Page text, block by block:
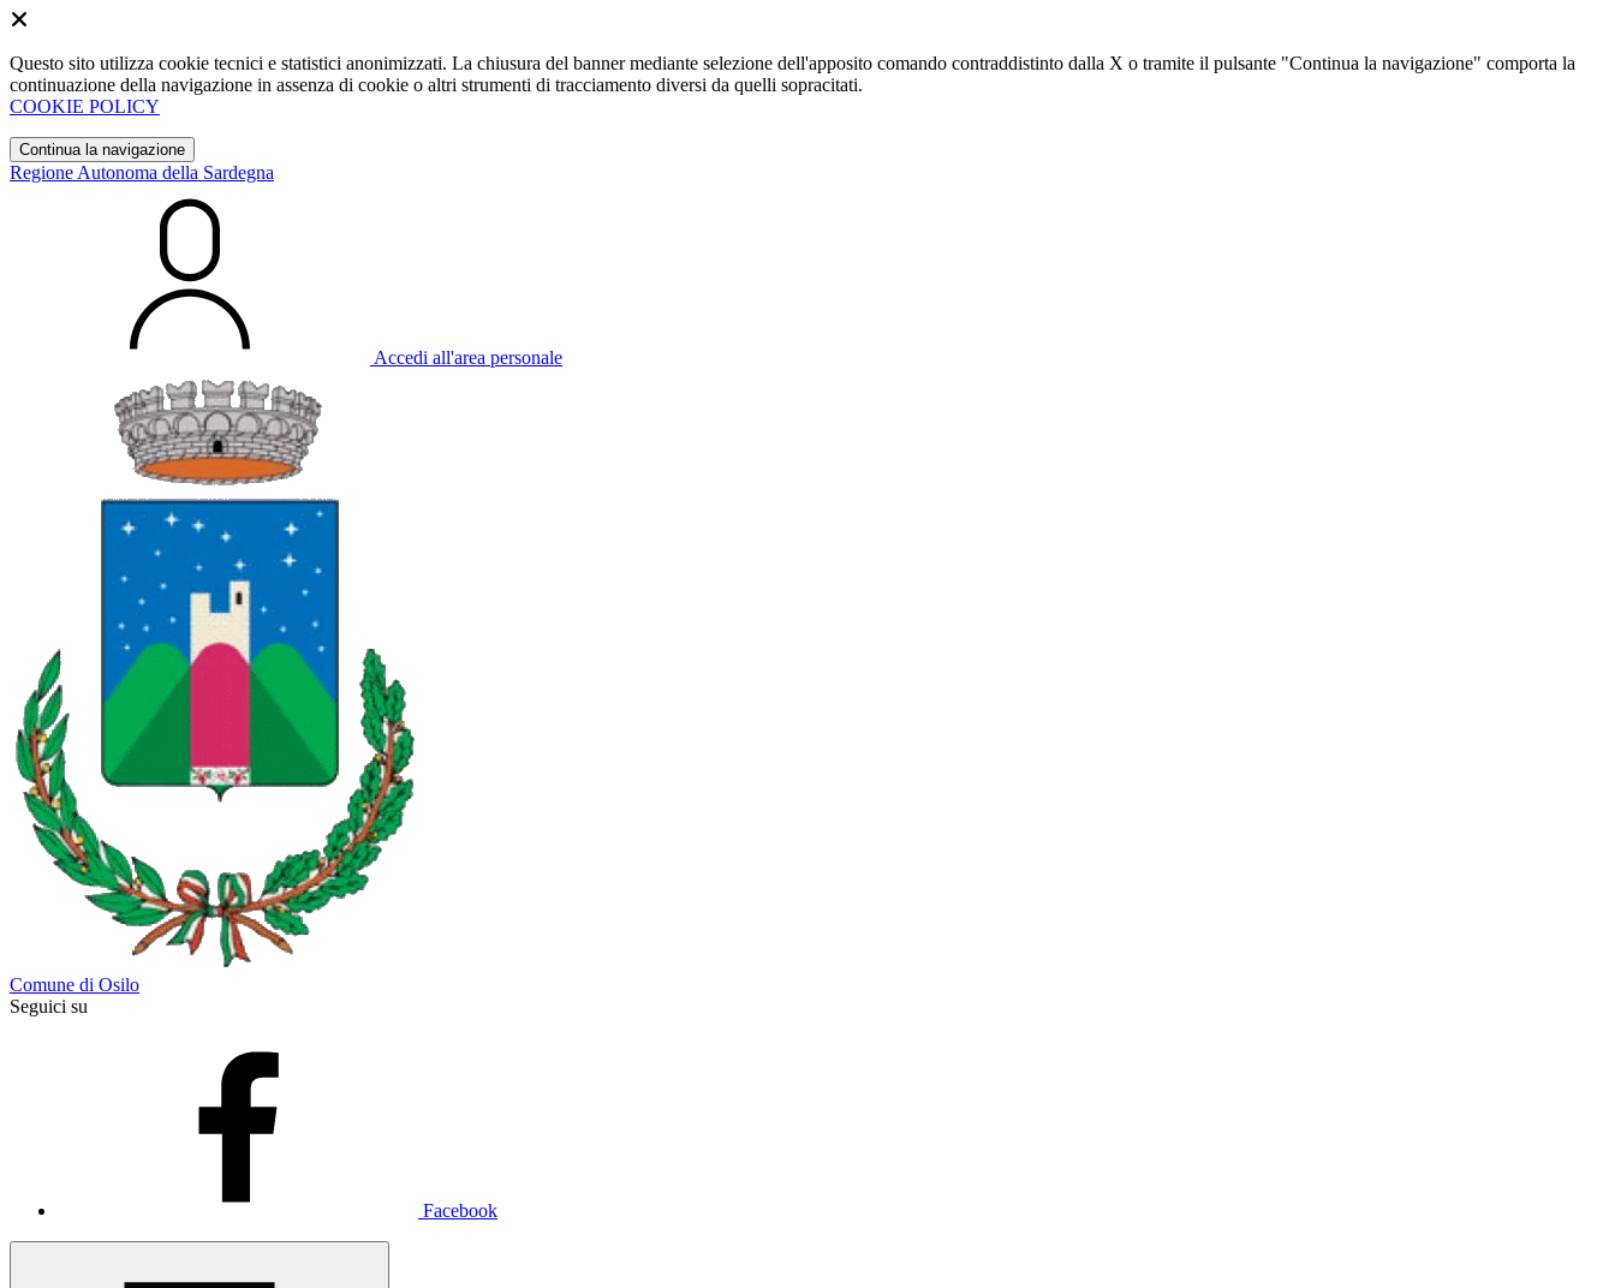
Questo sito utilizza cookie tecnici e statistici anonimizzati. La chiusura del banner mediante selezione dell'apposito comando contraddistinto dalla X o tramite il pulsante "Continua la navigazione" comporta la
continuazione della navigazione in assenza di cookie o altri strumenti di tracciamento diversi da quelli sopracitati.
COOKIE POLICY
Continua la navigazione
Regione Autonoma della Sardegna
Accedi all'area personale
Comune di Osilo
Seguici su
Facebook